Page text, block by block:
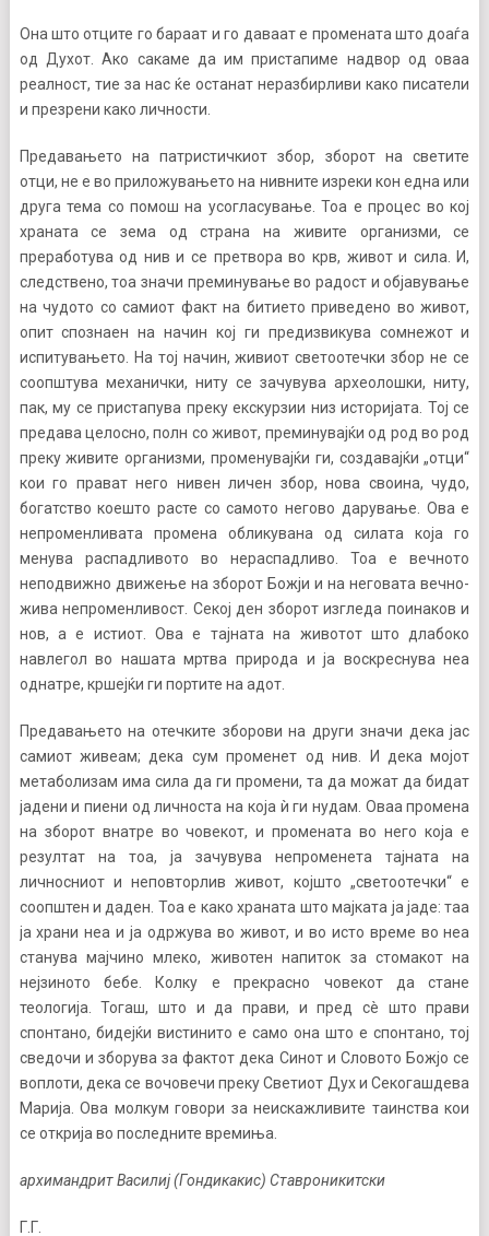
Она што отците го бараат и го даваат е промената што доаѓа
од Духот. Ако сакаме да им пристапиме надвор од оваа
реалност, тие за нас ќе останат неразбирливи како писатели
и презрени како личности.
Предавањето на патристичкиот збор, зборот на светите
отци, не е во приложувањето на нивните изреки кон една или
друга тема со помош на усогласување. Тоа е процес во кој
храната се зема од страна на живите организми, се
преработува од нив и се претвора во крв, живот и сила. И,
следствено, тоа значи преминување во радост и објавување
на чудото со самиот факт на битието приведено во живот,
опит спознаен на начин кој ги предизвикува сомнежот и
испитувањето. На тој начин, живиот светоотечки збор не се
соопштува механички, ниту се зачувува археолошки, ниту,
пак, му се пристапува преку екскурзии низ историјата. Тој се
предава целосно, полн со живот, преминувајќи од род во род
преку живите организми, променувајќи ги, создавајќи „отци“
кои го прават него нивен личен збор, нова своина, чудо,
богатство коешто расте со самото негово дарување. Ова е
непроменливата промена обликувана од силата која го
менува распадливото во нераспадливо. Тоа е вечното
неподвижно движење на зборот Божји и на неговата вечно-
жива непроменливост. Секој ден зборот изгледа поинаков и
нов, а е истиот. Ова е тајната на животот што длабоко
навлегол во нашата мртва природа и ја воскреснува неа
однатре, кршејќи ги портите на адот.
Предавањето на отечките зборови на други значи дека јас
самиот живеам; дека сум променет од нив. И дека мојот
метаболизам има сила да ги промени, та да можат да бидат
јадени и пиени од личноста на која ѝ ги нудам. Оваа промена
на зборот внатре во човекот, и промената во него која е
резултат на тоа, ја зачувува непроменета тајната на
личносниот и неповторлив живот, којшто „светоотечки“ е
соопштен и даден. Тоа е како храната што мајката ја јаде: таа
ја храни неа и ја одржува во живот, и во исто време во неа
станува мајчино млеко, животен напиток за стомакот на
нејзиното бебе. Колку е прекрасно човекот да стане
теологија. Тогаш, што и да прави, и пред сè што прави
спонтано, бидејќи вистинито е само она што е спонтано, тој
сведочи и зборува за фактот дека Синот и Словото Божјо се
воплоти, дека се вочовечи преку Светиот Дух и Секогашдева
Марија. Ова молкум говори за неискажливите таинства кои
се открија во последните времиња.
архимандрит Василиј (Гондикакис) Ставроникитски
Г.Г.